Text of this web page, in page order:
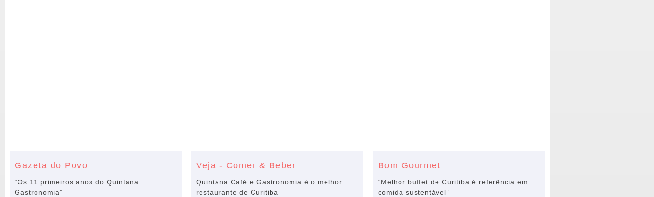
Gazeta do Povo
“Os 11 primeiros anos do Quintana
Gastronomia”
Veja - Comer & Beber
Quintana Café e Gastronomia é o melhor
restaurante de Curitiba
Bom Gourmet
“Melhor buffet de Curitiba é referência em
comida sustentável”